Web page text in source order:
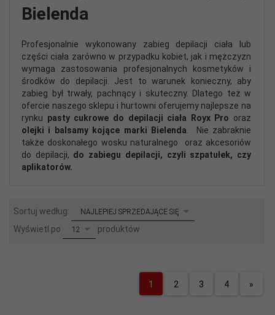
Bielenda
Profesjonalnie wykonowany zabieg depilacji ciała lub
części ciała zarówno w przypadku kobiet, jak i mężczyzn
wymaga zastosowania profesjonalnych kosmetyków i
środków do depilacji. Jest to warunek konieczny, aby
zabieg był trwały, pachnący i skuteczny. Dlatego też w
ofercie naszego sklepu i hurtowni oferujemy najlepsze na
rynku pasty cukrowe do depilacji ciała Royx Pro oraz
olejki i balsamy kojące marki Bielenda . Nie zabraknie
także doskonałego wosku naturalnego oraz akcesoriów
do depilacji, do zabiegu depilacji, czyli szpatułek, czy
aplikatorów.
Sortuj według: sortNAJLEPIEJ SPRZEDAJĄCE SIĘ
Wyświetl po pop12 produktów
1 2 3 4 »